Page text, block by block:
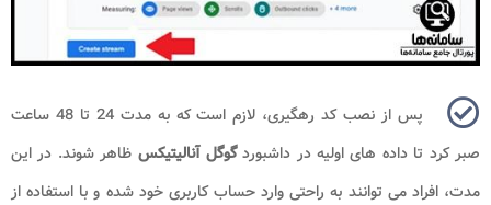
پس از نصب کد رهگیری، لازم است که به مدت 24 تا 48 ساعت
صبر کرد تا داده های اولیه در داشبوردگوگل آنالیتیکس ظاهر شوند. در این
مدت، افراد می توانند به راحتی وارد حساب کاربری خود شده و با استفاده از